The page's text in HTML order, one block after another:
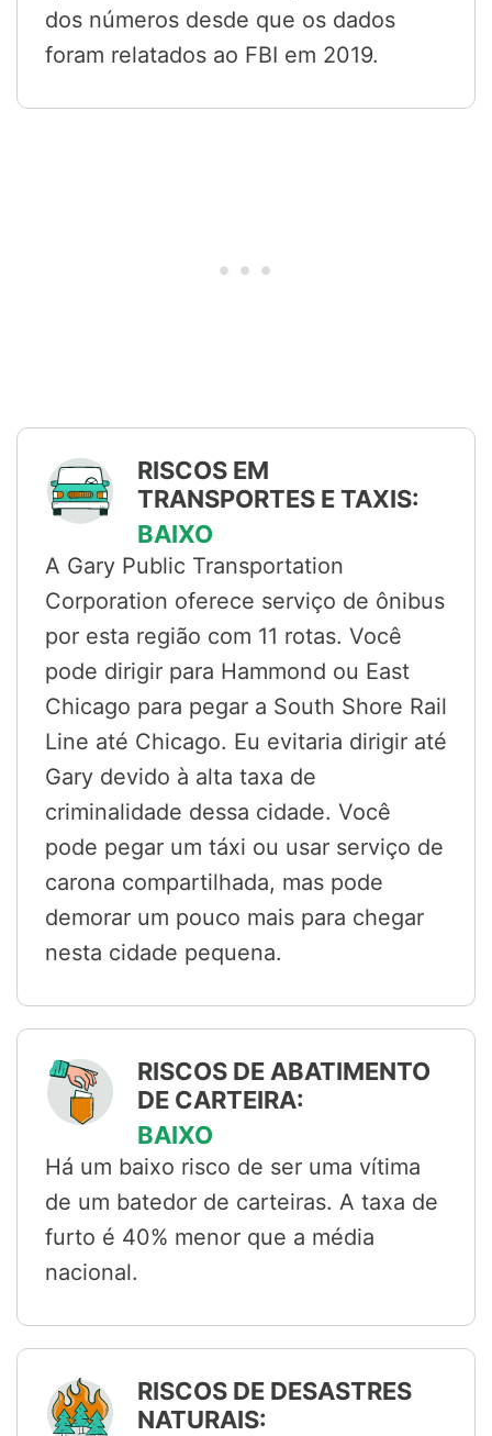
dos números desde que os dados
foram relatados ao FBI em 2019.
RISCOS EM
TRANSPORTES E TAXIS:
BAIXO
A Gary Public Transportation
Corporation oferece serviço de ônibus
por esta região com 11 rotas. Você
pode dirigir para Hammond ou East
Chicago para pegar a South Shore Rail
Line até Chicago. Eu evitaria dirigir até
Gary devido à alta taxa de
criminalidade dessa cidade. Você
pode pegar um táxi ou usar serviço de
carona compartilhada, mas pode
demorar um pouco mais para chegar
nesta cidade pequena.
RISCOS DE ABATIMENTO
DE CARTEIRA:
BAIXO
Há um baixo risco de ser uma vítima
de um batedor de carteiras. A taxa de
furto é 40% menor que a média
nacional.
RISCOS DE DESASTRES
NATURAIS: